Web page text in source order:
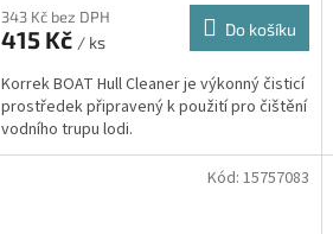
343 Kč bez DPH
415 Kč / ks
Do košíku
Korrek BOAT Hull Cleaner je výkonný čisticí
prostředek připravený k použití pro čištění
vodního trupu lodi.
Kód: 15757083